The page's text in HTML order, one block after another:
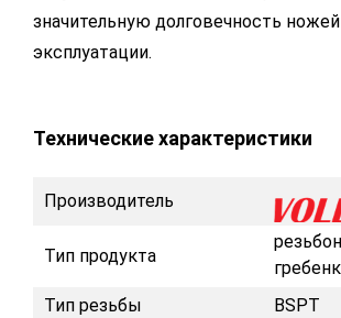
значительную долговечность
эксплуатации.
Технические характеристики
Производитель
Тип продукта
Тип резьбы
BSPT